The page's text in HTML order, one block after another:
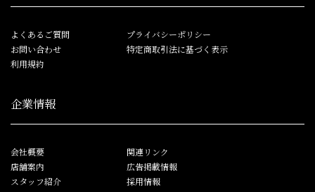
よくあるご質問
お問い合わせ
利用規約
プライバシーポリシー
特定商取引法に基づく表示
企業情報
会社概要
店舗案内
スタッフ紹介
関連リンク
広告掲載情報
採用情報